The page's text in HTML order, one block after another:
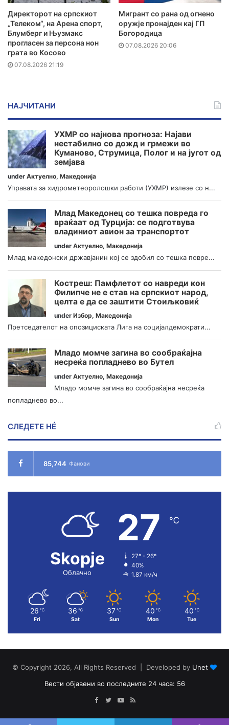
Директорот на српскиот
„Телеком“, на Арена спорт,
Блумберг и Њузмакс
прогласен за персона нон
грата во Косово
07.08.2026 21:19
Мигрант со рана од огнено
оружје пронајден кај ГП
Богородица
07.08.2026 20:06
НАЈЧИТАНИ
УХМР со најнова прогноза: Најави
нестабилно со дожд и грмежи во
Куманово, Струмица, Полог и на југот од
земјава
under Актуелно, Македонија
Управата за хидрометеоролошки работи (УХМР) излезе со н...
Млад Македонец со тешка повреда го
враќаат од Турција: се подготвува
владиниот авион за транспортот
under Актуелно, Македонија
Млад македонски државјанин кој се здобил со тешка повре...
Костреш: Памфлетот со навреди кон
Филипче не е став на српскиот народ,
целта е да се заштити Стоиљковиќ
under Избор, Македонија
Претседателот на опозициската Лига на социјалдемократи...
Младо момче загина во сообраќајна
несреќа попладнево во Бутел
under Актуелно, Македонија
Младо момче загина во сообраќајна несреќа
попладнево во...
СЛЕДЕТЕ НÉ
85,744 Фанови
Skopje
Облачно
27 ℃
27º - 26º
40%
1.87 км/ч
26 ℃
Fri
36 ℃
Sat
37 ℃
Sun
40 ℃
Mon
40 ℃
Tue
© Copyright 2026, All Rights Reserved | Developed by Unet
Вести објавени во последните 24 часа: 56
Facebook
TwitterYouTube
RSS